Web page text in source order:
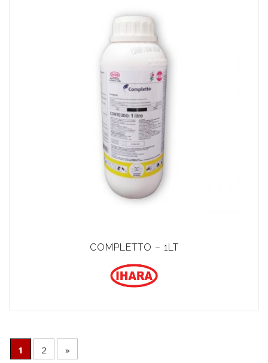
COMPLETTO – 1LT
1 2 »